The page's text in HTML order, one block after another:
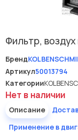
Фильтр,
Бренд
Артикул50013794
Категории
Нет в наличии
Описание
Применение в